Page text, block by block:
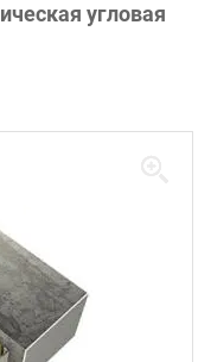
угловая